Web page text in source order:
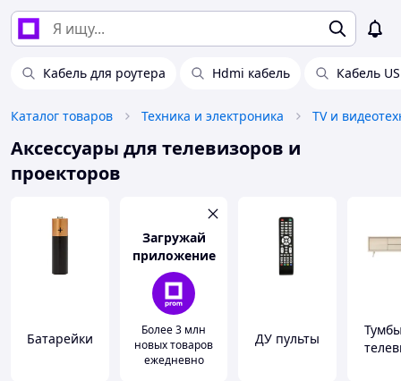
Кабель для роутера Hdmi кабель Кабель
Каталог товаров Техника и электроника TV и
Аксессуары для телевизоров и
проекторов
Батарейки
Загружай
приложение
Более 3 млн
новых товаров
ежедневно
ДУ пульты